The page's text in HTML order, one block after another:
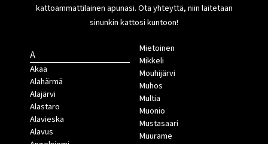
kattoammattilainen apunasi. Ota yhteyttä, niin laitetaan
sinunkin kattosi kuntoon!
A
Akaa
Alahärmä
Alajärvi
Alastaro
Alavieska
Alavus
Mietoinen
Mikkeli
Mouhijärvi
Muhos
Multia
Muonio
Mustasaari
Muurame